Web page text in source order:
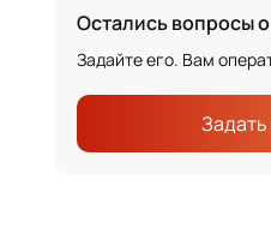
Остались вопросы
Задайте его. Вам